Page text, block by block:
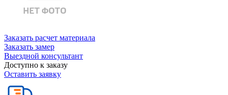
Заказать расчет материала
Заказать замер
Выездной консультант
Доступно к заказу
Оставить заявку